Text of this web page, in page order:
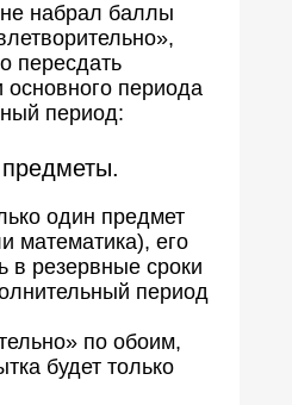
набрал баллы
пересдать
периода
период:
один предмет
математика), его
в резервные сроки
период
по обоим,
будет только